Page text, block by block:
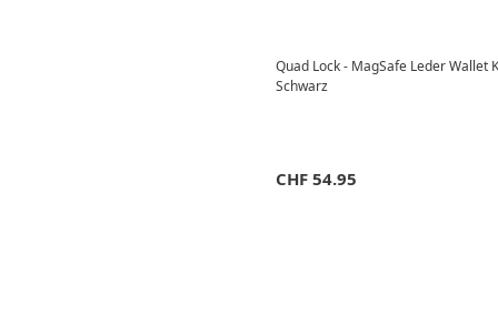
Quad Lock - MagSafe Leder Wallet
Schwarz
CHF 54.95